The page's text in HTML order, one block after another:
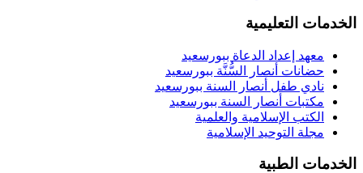
الخدمات التعليمية
معهد إعداد الدعاة ببورسعيد
حضانات أنصار السُّنَّة ببورسعيد
نادي طفل أنصار السنة ببورسعيد
مكتبات أنصار السنة ببورسعيد
الكتب الإسلامية والعلمية
مجلة التوحيد الإسلامية
الخدمات الطبية